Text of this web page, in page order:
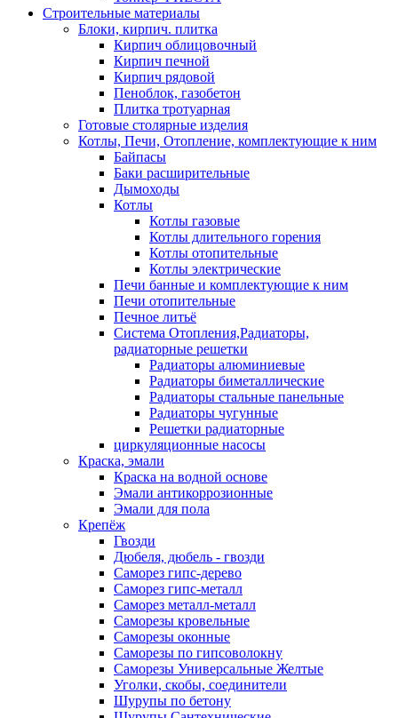
Строительные материалы
Блоки, кирпич. плитка
Кирпич облицовочный
Кирпич печной
Кирпич рядовой
Пеноблок, газобетон
Плитка тротуарная
Готовые столярные изделия
Котлы, Печи, Отопление, комплектующие к ним
Байпасы
Баки расширительные
Дымоходы
Котлы
Котлы газовые
Котлы длительного горения
Котлы отопительные
Котлы электрические
Печи банные и комплектующие к ним
Печи отопительные
Печное литьё
Система Отопления,Радиаторы,
радиаторные решетки
Радиаторы алюминиевые
Радиаторы биметаллические
Радиаторы стальные панельные
Радиаторы чугунные
Решетки радиаторные
циркуляционные насосы
Краска, эмали
Краска на водной основе
Эмали антикоррозионные
Эмали для пола
Крепёж
Гвозди
Дюбеля, дюбель - гвозди
Саморез гипс-дерево
Саморез гипс-металл
Саморез металл-металл
Саморезы кровельные
Саморезы оконные
Саморезы по гипсоволокну
Саморезы Универсальные Желтые
Уголки, скобы, соединители
Шурупы по бетону